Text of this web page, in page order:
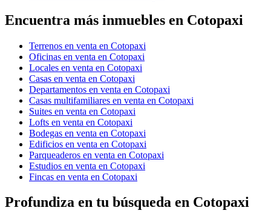
Encuentra más inmuebles en Cotopaxi
Terrenos en venta en Cotopaxi
Oficinas en venta en Cotopaxi
Locales en venta en Cotopaxi
Casas en venta en Cotopaxi
Departamentos en venta en Cotopaxi
Casas multifamiliares en venta en Cotopaxi
Suites en venta en Cotopaxi
Lofts en venta en Cotopaxi
Bodegas en venta en Cotopaxi
Edificios en venta en Cotopaxi
Parqueaderos en venta en Cotopaxi
Estudios en venta en Cotopaxi
Fincas en venta en Cotopaxi
Profundiza en tu búsqueda en Cotopaxi